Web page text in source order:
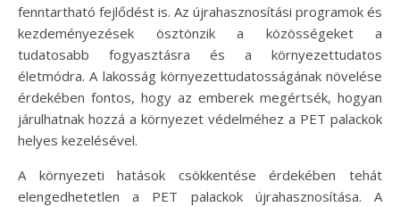
fenntartható fejlődést is. Az újrahasznosítási programok és
kezdeményezések ösztönzik a közösségeket a
tudatosabb fogyasztásra és a környezettudatos
életmódra. A lakosság környezettudatosságának növelése
érdekében fontos, hogy az emberek megértsék, hogyan
járulhatnak hozzá a környezet védelméhez a PET palackok
helyes kezelésével.
A környezeti hatások csökkentése érdekében tehát
elengedhetetlen a PET palackok újrahasznosítása. A